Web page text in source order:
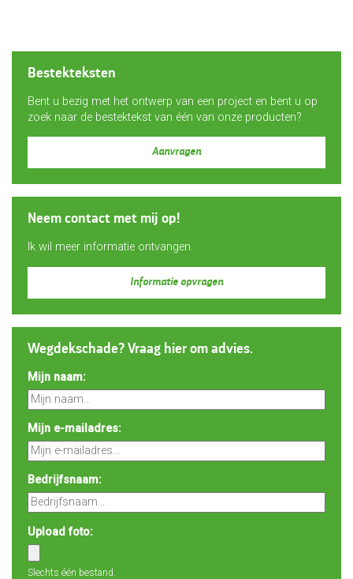
Bestekteksten
Bent u bezig met het ontwerp van een project en bent u op
zoek naar de bestektekst van één van onze producten?
Aanvragen
Neem contact met mij op!
Ik wil meer informatie ontvangen.
Informatie opvragen
Wegdekschade? Vraag hier om advies.
Mijn naam:
Mijn e-mailadres:
Bedrijfsnaam:
Upload foto:
Slechts één bestand.